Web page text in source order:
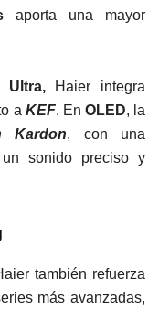
aporta una mayor
Ultra,Haier integra
a KEF. En OLED, la
Kardon, con una
sonido preciso y
también refuerza
más avanzadas,